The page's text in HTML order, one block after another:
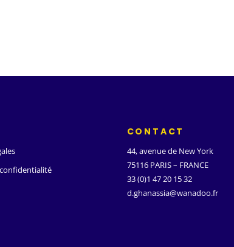
CONTACT
44, avenue de New York
75116 PARIS – FRANCE
33 (0)1 47 20 15 32
d.ghanassia@wanadoo.fr